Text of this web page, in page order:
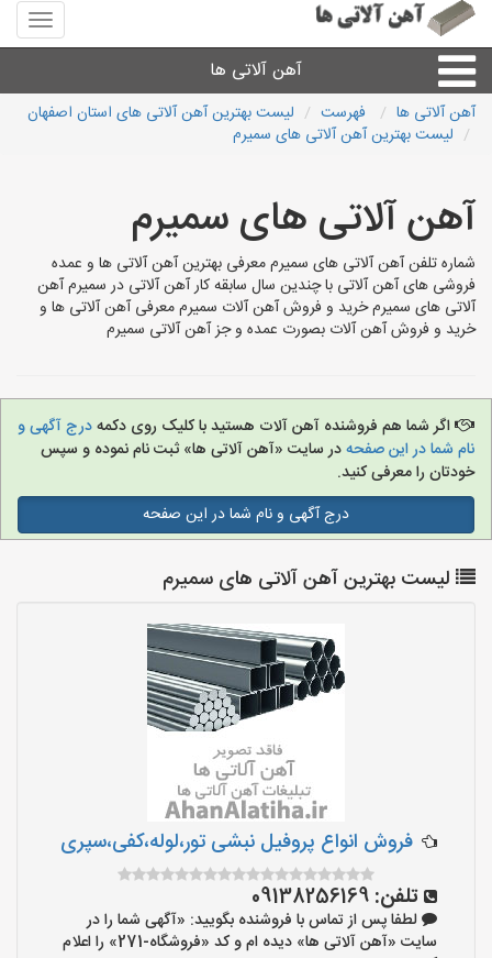
منوی
سایت
آلاتی
ها
آهن آلاتی ها
میلگرد نبشی،مفتول
لوله و اتصالات
سایر آهن آلات
آهن آلاتی های شهرها
آهن آلاتی ها فهرست
لیست بهترین آهن آلاتی های استان اصفهان
لیست بهترین آهن آلاتی های سمیرم
آهن آلاتی های سمیرم
شماره تلفن آهن آلاتی های سمیرم معرفی بهترین آهن آلاتی ها و عمده
فروشی های آهن آلاتی با چندین سال سابقه کار آهن آلاتی در سمیرم آهن
آلاتی های سمیرم خرید و فروش آهن آلات سمیرم معرفی آهن آلاتی ها و
خرید و فروش آهن آلات بصورت عمده و جز آهن آلاتی سمیرم
اگر شما هم فروشنده آهن آلات هستید با کلیک روی دکمهدرج آگهی و
نام شما در این صفحهدر سایت «آهن آلاتی ها» ثبت نام نموده و سپس
خودتان را معرفی کنید.
درج آگهی و نام شما در این صفحه
لیست بهترین آهن آلاتی های سمیرم
فروش انواع پروفیل نبشی تور،لوله،کفی،سپری
تلفن: 09138256169
لطفا پس از تماس با فروشنده بگویید: «آگهی شما را در
سایت «آهن آلاتی ها» دیده ام و کد «فروشگاه-271» را اعلام